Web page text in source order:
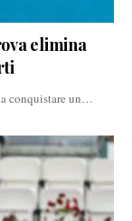
elimina
conquistare un…